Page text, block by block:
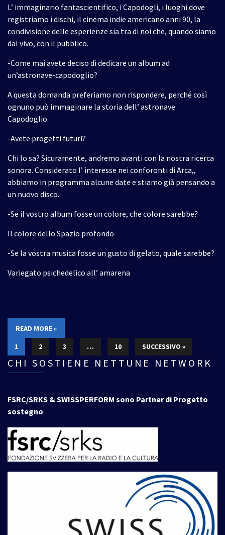
L’ immaginario fantascientifico, i Capodogli, i luoghi dove
registriamo i dischi, il cinema indie americano anni 90, la
condivisione delle esperienze sia tra di noi che, quando siamo
dal vivo, con il pubblico.
-Come mai avete deciso di dedicare un album ad
un’astronave-capodoglio?
A questa domanda preferiamo non rispondere, perché così
ognuno può immaginare la storia dell’ astronave
Capodoglio.
-Avete progetti futuri?
Chi lo sa? Sicuramente, andremo avanti con la nostra ricerca
sonora. Considerato l’ interesse nei conforonti di Arca,,
abbiamo in programma alcune date e stiamo già pensando a
un nuovo disco.
-Se il vostro album fosse un colore, che colore sarebbe?
Il colore dello Spazio profondo
-Se la vostra musica fosse un gusto di gelato, quale sarebbe?
Variegato psichedelico all’ amarena
READ MORE »
1
2 3 … 10 SUCCESSIVO »
CHI SOSTIENE NETTUNE NETWORK
FSRC/SRKS & SWISSPERFORM sono Partner di Progetto
sostegno